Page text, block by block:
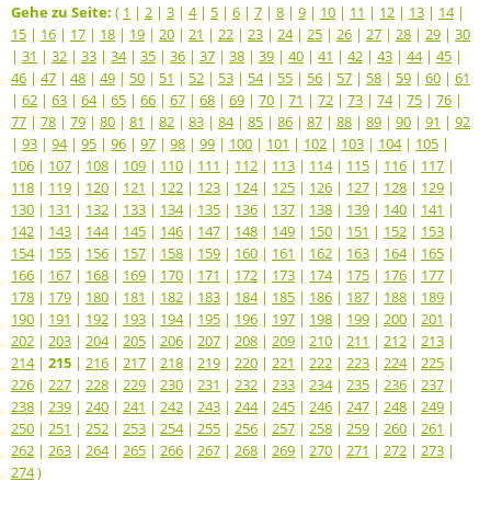
Gehe zu Seite: ( 1 | 2 | 3 | 4| 5 | 6 | 7 | 8 | 9 | 10 | 11 | 12 | 13 | 14|
15 | 16 | 17 | 18 | 19 | 20 | 21 | 22 | 23 | 24| 25 | 26 | 27 | 28 | 29 | 30
| 31 | 32 | 33 | 34| 35 | 36 | 37 | 38 | 39 | 40 | 41 | 42 | 43 | 44| 45 |
46 | 47 | 48 | 49 | 50 | 51 | 52 | 53 | 54| 55 | 56 | 57 | 58 | 59 | 60 | 61
| 62 | 63 | 64| 65 | 66 | 67 | 68 | 69 | 70 | 71 | 72 | 73 | 74| 75 | 76 |
77 | 78 | 79 | 80 | 81 | 82 | 83 | 84| 85 | 86 | 87 | 88 | 89 | 90 | 91 | 92
| 93 | 94| 95 | 96 | 97 | 98 | 99 | 100 | 101 | 102 | 103 | 104| 105 |
106 | 107 | 108 | 109 | 110 | 111 | 112 | 113 | 114| 115 | 116 | 117 |
118 | 119 | 120 | 121 | 122 | 123 | 124| 125 | 126 | 127 | 128 | 129 |
130 | 131 | 132 | 133 | 134| 135 | 136 | 137 | 138 | 139 | 140 | 141 |
142 | 143 | 144| 145 | 146 | 147 | 148 | 149 | 150 | 151 | 152 | 153 |
154| 155 | 156 | 157 | 158 | 159 | 160 | 161 | 162 | 163 | 164| 165 |
166 | 167 | 168 | 169 | 170 | 171 | 172 | 173 | 174| 175 | 176 | 177 |
178 | 179 | 180 | 181 | 182 | 183 | 184| 185 | 186 | 187 | 188 | 189 |
190 | 191 | 192 | 193 | 194| 195 | 196 | 197 | 198 | 199 | 200 | 201 |
202 | 203 | 204| 205 | 206 | 207 | 208 | 209 | 210 | 211 | 212 | 213 |
214| 215 | 216 | 217 | 218 | 219 | 220 | 221 | 222 | 223 | 224| 225 |
226 | 227 | 228 | 229 | 230 | 231 | 232 | 233 | 234| 235 | 236 | 237 |
238 | 239 | 240 | 241 | 242 | 243 | 244| 245 | 246 | 247 | 248 | 249 |
250 | 251 | 252 | 253 | 254| 255 | 256 | 257 | 258 | 259 | 260 | 261 |
262 | 263 | 264| 265 | 266 | 267 | 268 | 269 | 270 | 271 | 272 | 273 |
274)